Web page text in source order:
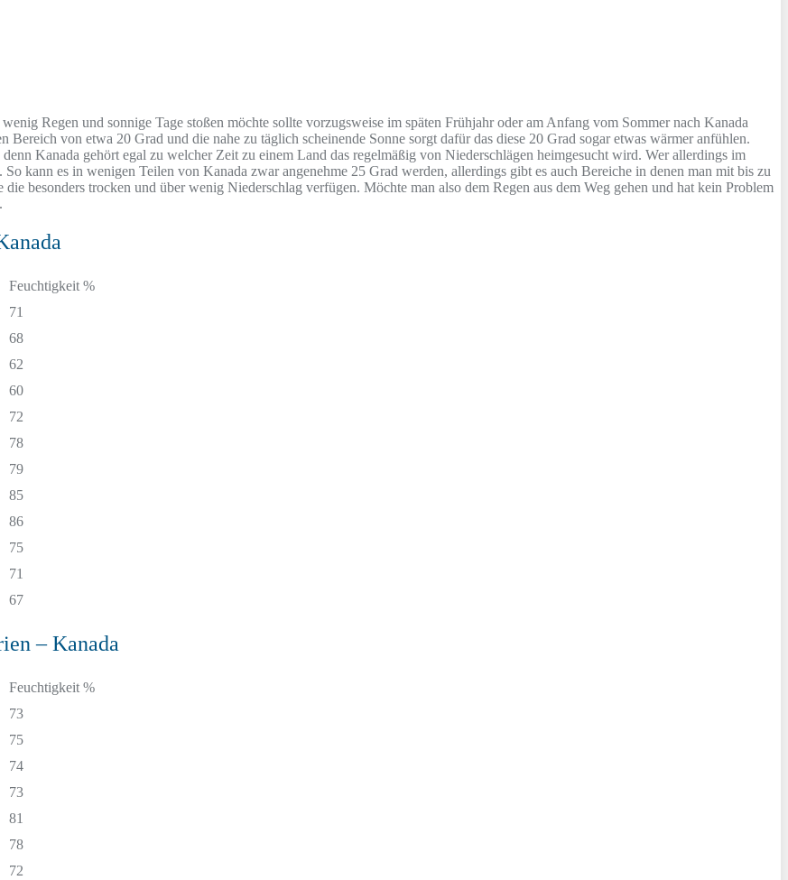
Regen und sonnige Tage stoßen möchte sollte vorzugsweise im späten Frühjahr oder am Anfang vom Sommer nach Kanada
von etwa 20 Grad und die nahe zu täglich scheinende Sonne sorgt dafür das diese 20 Grad sogar etwas wärmer anfühlen.
Kanada gehört egal zu welcher Zeit zu einem Land das regelmäßig von Niederschlägen heimgesucht wird. Wer allerdings im
kann es in wenigen Teilen von Kanada zwar angenehme 25 Grad werden, allerdings gibt es auch Bereiche in denen man mit bis zu
besonders trocken und über wenig Niederschlag verfügen. Möchte man also dem Regen aus dem Weg gehen und hat kein Problem
Feuchtigkeit %
71
68
62
60
72
78
79
85
86
75
71
67
– Kanada
Feuchtigkeit %
73
75
74
73
81
78
72